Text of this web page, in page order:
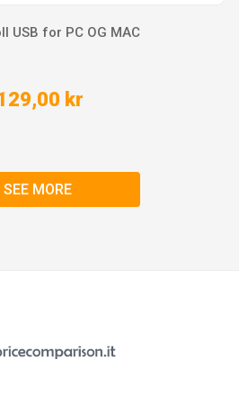
USB for PC OG MAC
kr
SEE MORE